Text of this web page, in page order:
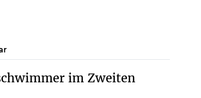
im Zweiten